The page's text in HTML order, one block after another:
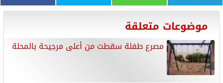
موضوعات متعلقة
مصرع طفلة سقطت من أعلى مرجيحة بالمحلة